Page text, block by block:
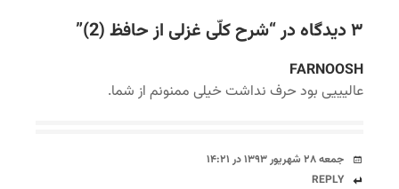
۳ دیدگاه در “ شرح کلّی غزلی از حافظ (2) ”
FARNOOSH
عالیییی بود حرف نداشت خیلی ممنونم از شما.
جمعه ۲۸ شهریور ۱۳۹۳ در ۱۴:۲۱
REPLY